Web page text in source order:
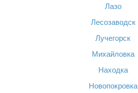
Лазо
Лесозаводск
Лучегорск
Михайловка
Находка
Новопокровка